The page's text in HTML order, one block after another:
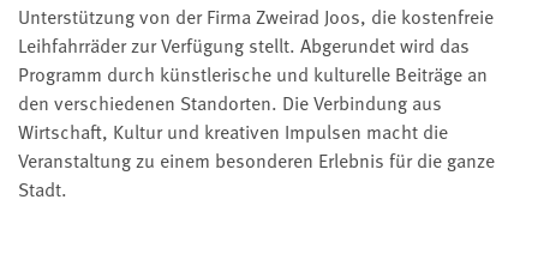
Unterstützung von der Firma Zweirad Joos, die kostenfreie
Leihfahrräder zur Verfügung stellt. Abgerundet wird das
Programm durch künstlerische und kulturelle Beiträge an
den verschiedenen Standorten. Die Verbindung aus
Wirtschaft, Kultur und kreativen Impulsen macht die
Veranstaltung zu einem besonderen Erlebnis für die ganze
Stadt.